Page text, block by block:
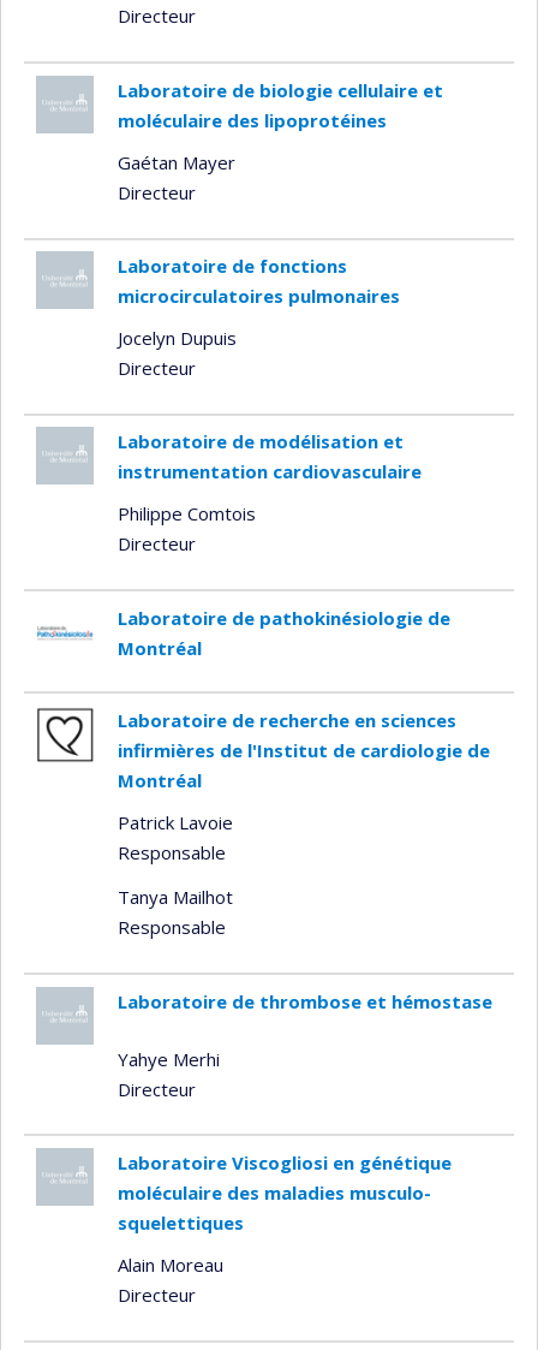
Directeur
Laboratoire de biologie cellulaire et
moléculaire des lipoprotéines
Gaétan Mayer
Directeur
Laboratoire de fonctions
microcirculatoires pulmonaires
Jocelyn Dupuis
Directeur
Laboratoire de modélisation et
instrumentation cardiovasculaire
Philippe Comtois
Directeur
Laboratoire de pathokinésiologie de
Montréal
Laboratoire de recherche en sciences
infirmières de l'Institut de cardiologie de
Montréal
Patrick Lavoie
Responsable
Tanya Mailhot
Responsable
Laboratoire de thrombose et hémostase
Yahye Merhi
Directeur
Laboratoire Viscogliosi en génétique
moléculaire des maladies musculo-
squelettiques
Alain Moreau
Directeur